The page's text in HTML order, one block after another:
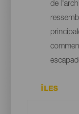
de
ÎLES